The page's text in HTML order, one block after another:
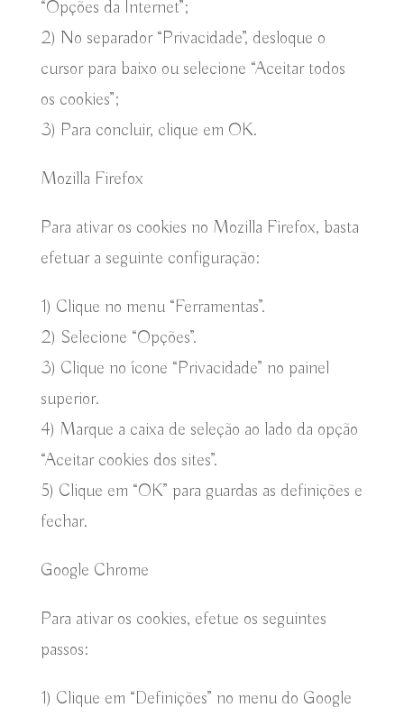
“Opções da Internet”;
2) No separador “Privacidade”, desloque o
cursor para baixo ou selecione “Aceitar todos
os cookies”;
3) Para concluir, clique em OK.
Mozilla Firefox
Para ativar os cookies no Mozilla Firefox, basta
efetuar a seguinte configuração:
1) Clique no menu “Ferramentas”.
2) Selecione “Opções”.
3) Clique no ícone “Privacidade” no painel
superior.
4) Marque a caixa de seleção ao lado da opção
“Aceitar cookies dos sites”.
5) Clique em “OK” para guardas as definições e
fechar.
Google Chrome
Para ativar os cookies, efetue os seguintes
passos:
1) Clique em “Definições” no menu do Google